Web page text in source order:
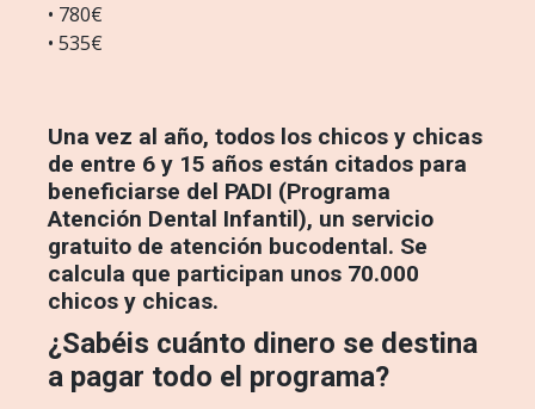
• 780€
• 535€
Una vez al año, todos los chicos y chicas
de entre 6 y 15 años están citados para
beneficiarse del PADI (Programa
Atención Dental Infantil), un servicio
gratuito de atención bucodental. Se
calcula que participan unos 70.000
chicos y chicas.
¿Sabéis cuánto dinero se destina
a pagar todo el programa?